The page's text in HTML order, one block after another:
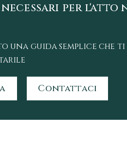
per l'atto
una guida semplice
Contattaci